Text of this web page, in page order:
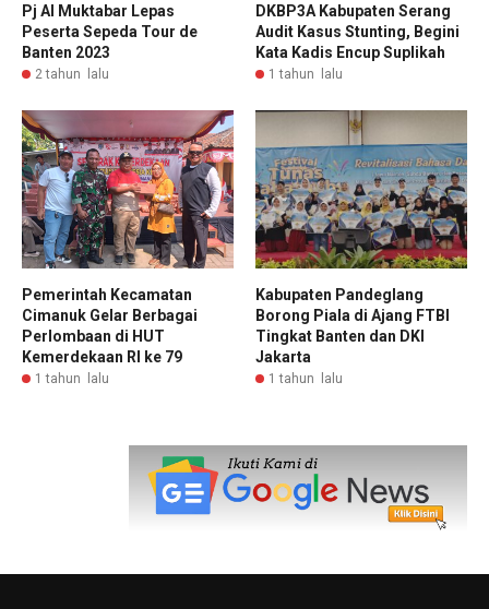
Pj Al Muktabar Lepas
Peserta Sepeda Tour de
Banten 2023
2 tahun lalu
DKBP3A Kabupaten Serang
Audit Kasus Stunting, Begini
Kata Kadis Encup Suplikah
1 tahun lalu
Pemerintah Kecamatan
Cimanuk Gelar Berbagai
Perlombaan di HUT
Kemerdekaan RI ke 79
1 tahun lalu
Kabupaten Pandeglang
Borong Piala di Ajang FTBI
Tingkat Banten dan DKI
Jakarta
1 tahun lalu